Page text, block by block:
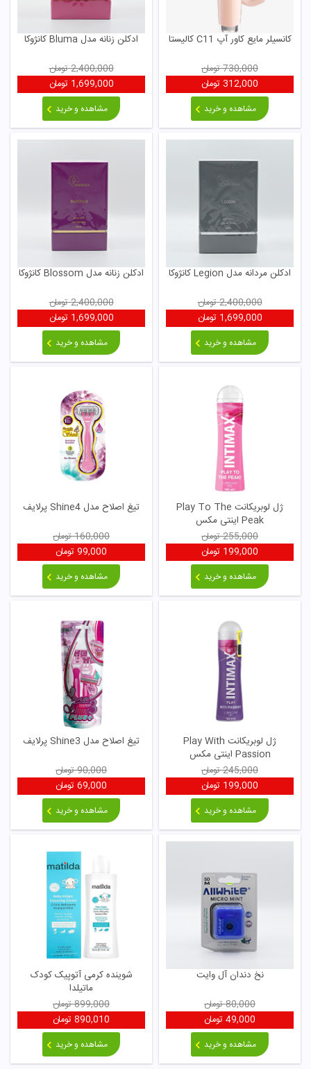
کانسیلر مایع کاور آپ C11 کالیستا
730,000تومان
312,000 تومان
مشاهده و خرید
ادکلن زنانه مدل Bluma کانژوکا
2,400,000تومان
1,699,000 تومان
مشاهده و خرید
ادکلن مردانه مدل Legion کانژوکا
2,400,000تومان
1,699,000 تومان
مشاهده و خرید
ادکلن زنانه مدل Blossom کانژوکا
2,400,000تومان
1,699,000 تومان
مشاهده و خرید
ژل لوبریکانت Play To The
Peak اینتی مکس
255,000تومان
199,000 تومان
مشاهده و خرید
تیغ اصلاح مدل Shine4 پرلایف
160,000تومان
99,000 تومان
مشاهده و خرید
ژل لوبریکانت Play With
Passion اینتی مکس
245,000تومان
199,000 تومان
مشاهده و خرید
تیغ اصلاح مدل Shine3 پرلایف
90,000تومان
69,000 تومان
مشاهده و خرید
نخ دندان آل وایت
80,000تومان
49,000 تومان
مشاهده و خرید
شوینده کرمی آتوپیک کودک
ماتیلدا
899,000تومان
890,010 تومان
مشاهده و خرید